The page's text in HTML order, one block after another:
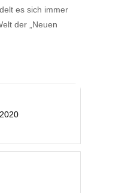
es sich immer
der „Neuen